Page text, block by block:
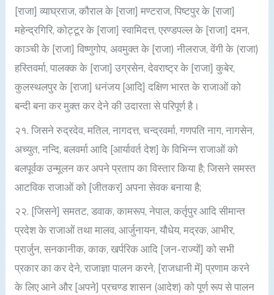
[राजा] व्याघ्रराज, कौराल के [राजा] मण्टराज, पिष्टपुर के [राजा]
महेन्द्रगिरि, कोट्टूर के [राजा] स्वामिदत्त, एरण्डपल्ल के [राजा] दमन,
काञ्ची के [राजा] विष्णुगोप, अवमुक्त के [राजा) नीलराज, वेंगी के (राजा)
हस्तिवर्मा, पालक्क के [राजा] उग्रसेन, देवराष्ट्र के [राजा] कुबेर,
कुलस्थलपुर के [राजा] धनंजय [आदि] दक्षिण भारत के राजाओं को
बन्दी बना कर मुक्त कर देने की उदारता से परिपूर्ण है।
२१. जिसने रुद्रदेव, मतिल, नागदत्त, चन्द्रवर्मा, गणपति नाग, नागसेन,
अच्युत, नन्दि, बलवर्मा आदि [आर्यावर्त देश] के विभिन्न राजाओं को
बलपूर्वक उन्मूलन कर अपने प्रताप का विस्तार किया है; जिसने समस्त
आटविक राजाओं को [जीतकर] अपना सेवक बनाया है;
२२. [जिसने] समतट, डवाक, कामरूप, नेपाल, कर्तृपुर आदि सीमान्त
प्रदेश के राजाओं तथा मालव, आर्जुनायन, यौधेय, मद्रक, आभीर,
प्रार्जुन, सनकानीक, काक, खर्परिक आदि [जन-राज्यों] को सभी
प्रकार का कर देने, राजाज्ञा पालन करने, [राजधानी में] प्रणाम करने
के लिए आने और [अपने] प्रचण्ड शासन (आदेश) को पूर्ण रूप से पालन